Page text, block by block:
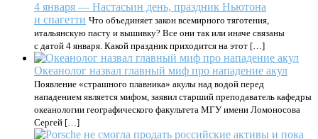
4 января — Настасьин день, праздник Ньютона
и спагетти Что объединяет закон всемирного тяготения,
итальянскую пасту и вышивку? Все они так или иначе связаны
с датой 4 января. Какой праздник приходится на этот […]
Океанолог назвал главный миф про нападение акул
Появление «страшного плавника» акулы над водой перед
нападением является мифом, заявил старший преподаватель кафедры
океанологии географического факультета МГУ имени Ломоносова
Сергей […]